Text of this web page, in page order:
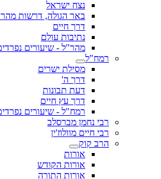
נצח ישראל
באר הגולה, דרשות
דרך חיים
נתיבות עולם
מהר"ל - שיעורים
רמח"ל
מסילת ישרים
דרך ה'
דעת תבונות
דרך עץ חיים
רמח"ל - שיעורים
רבי נחמן מברסלב
רבי חיים מוולוז'ין
הרב קוק
אורות
אורות הקודש
אורות התורה